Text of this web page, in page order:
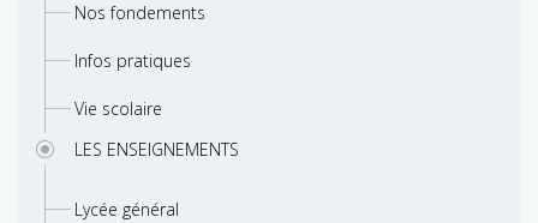
Nos fondements
Infos pratiques
Vie scolaire
LES ENSEIGNEMENTS
Lycée général